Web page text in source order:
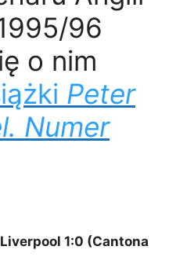
96
o nim
Peter
Numer
1:0 (Cantona